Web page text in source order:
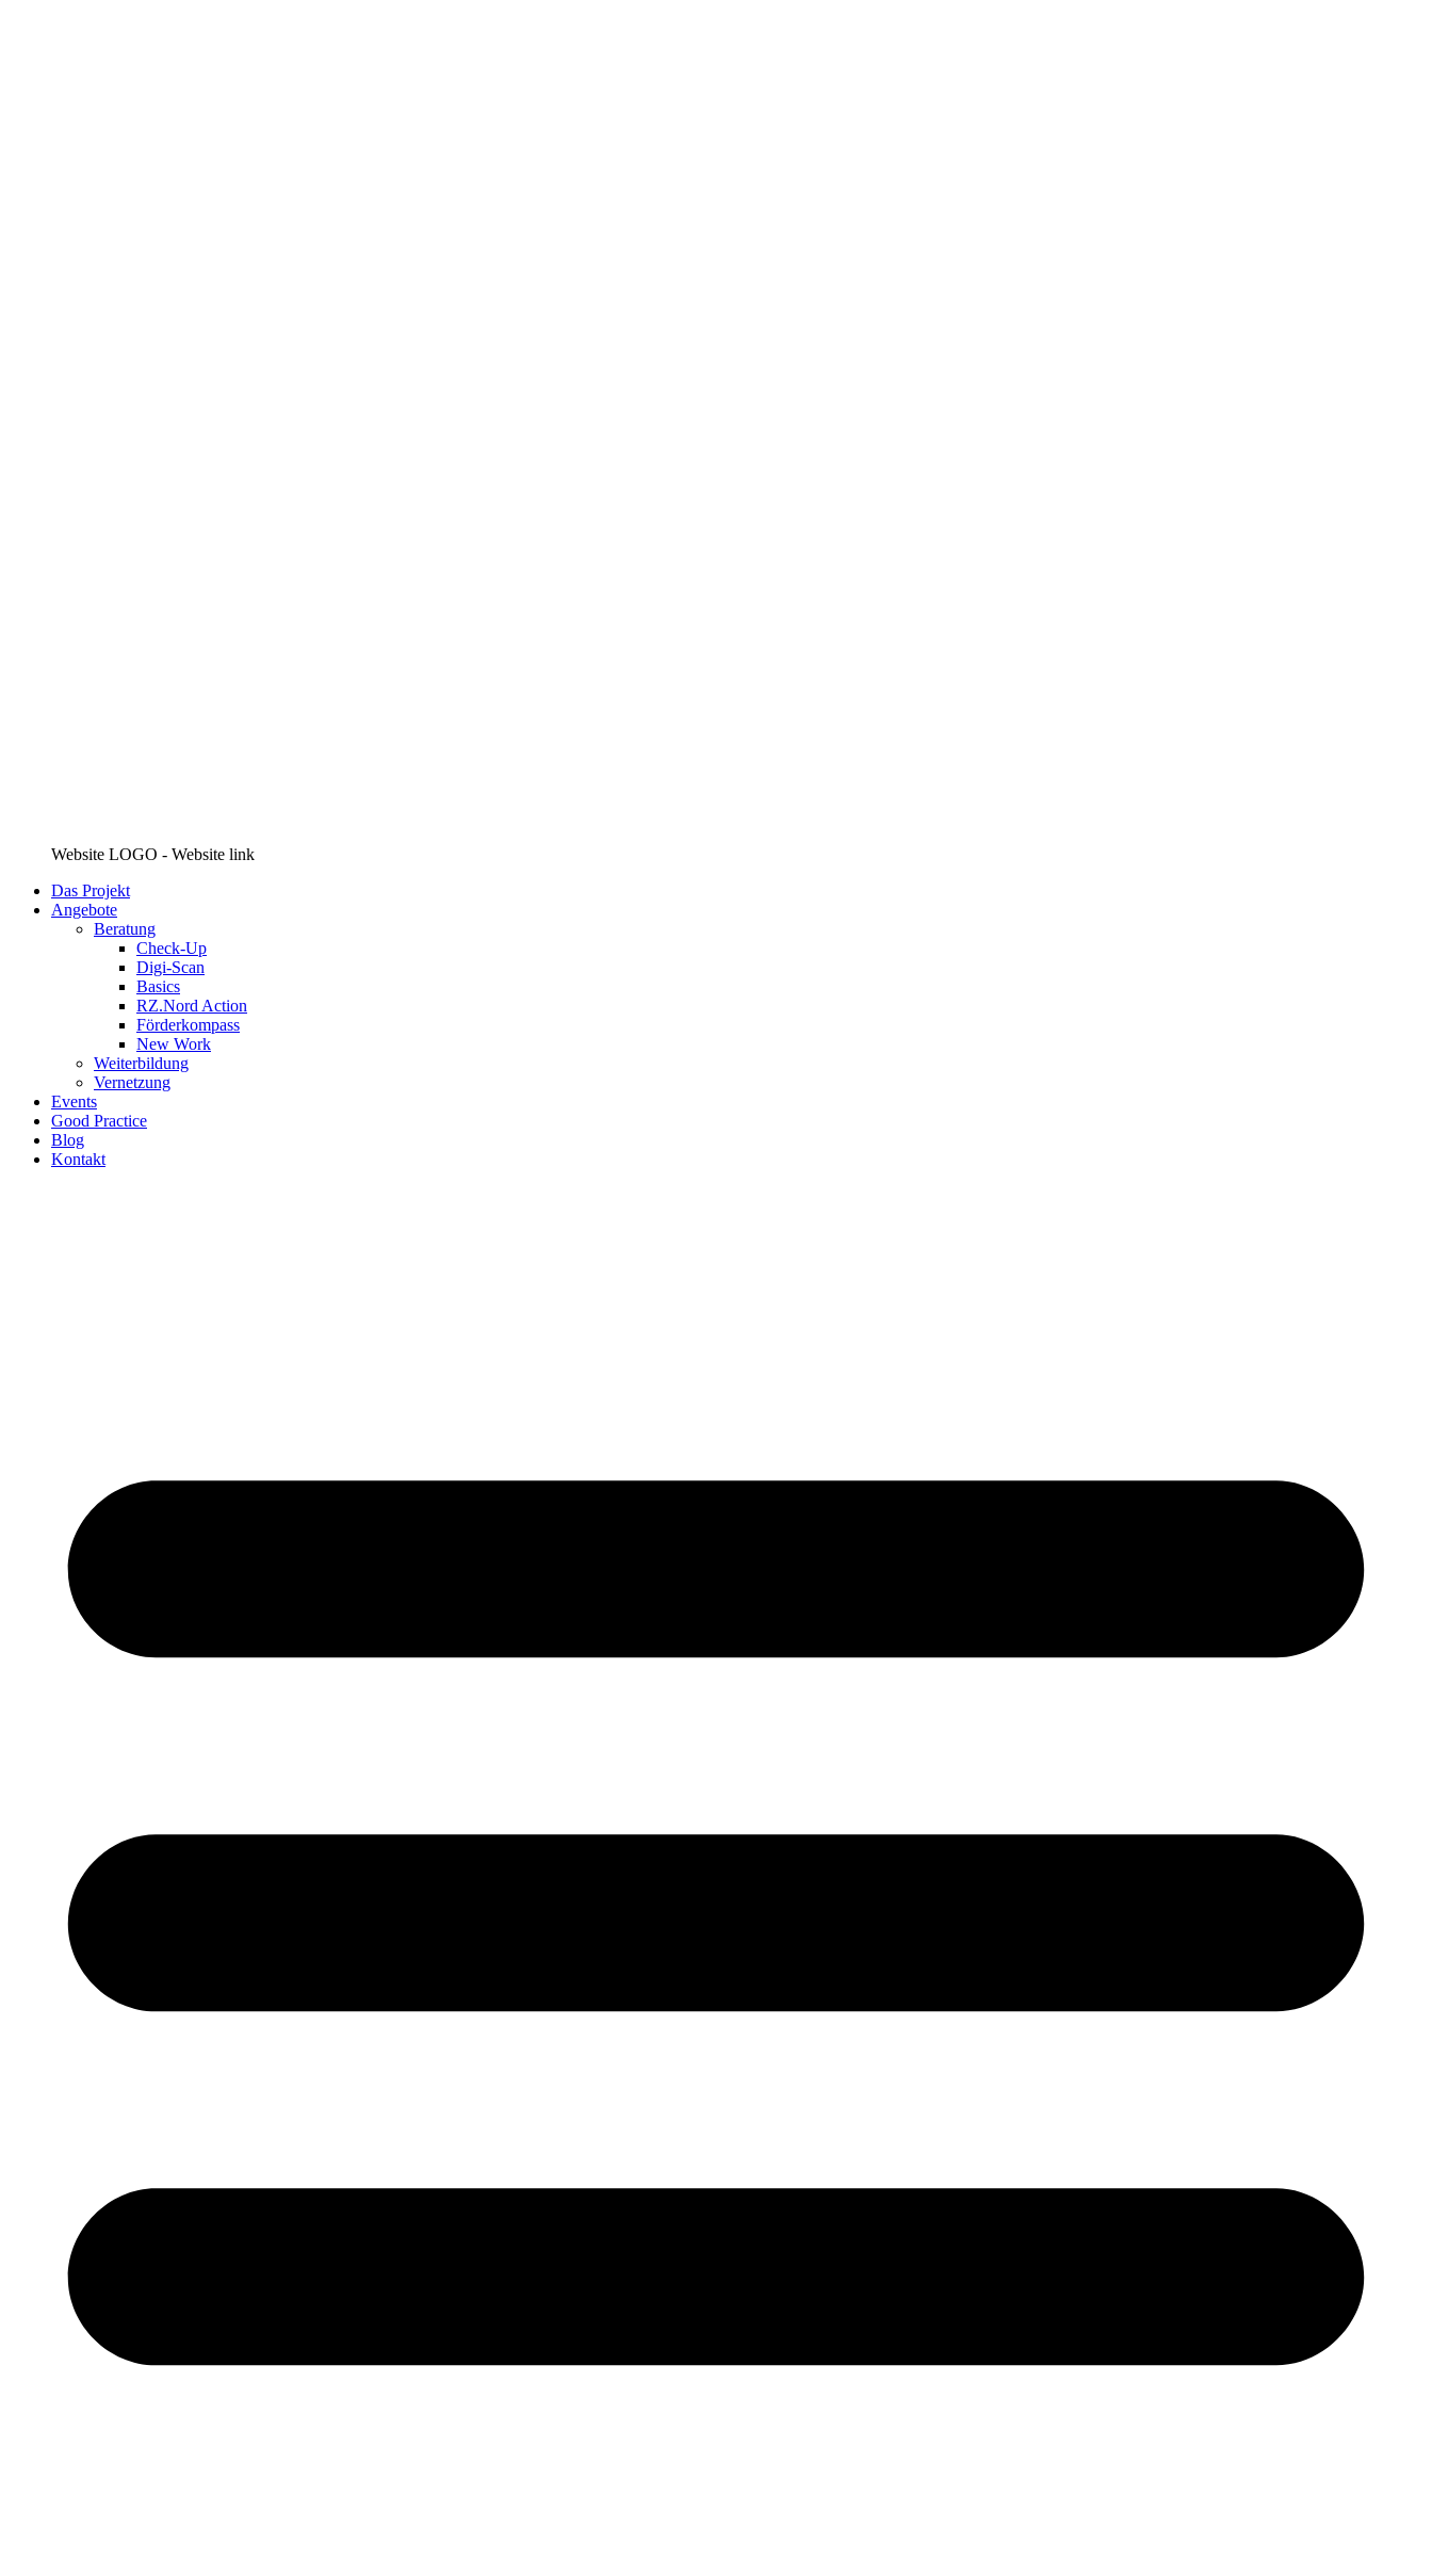
Website LOGO - Website link
Das Projekt
Angebote
Beratung
Check-Up
Digi-Scan
Basics
RZ.Nord Action
Förderkompass
New Work
Weiterbildung
Vernetzung
Events
Good Practice
Blog
Kontakt